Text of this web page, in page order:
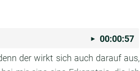
00:00:57
der wirkt sich auch darauf aus,